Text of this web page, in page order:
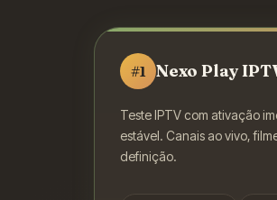
#1 Nexo Play
Teste IPTV com ativação
estável. Canais ao vivo,
definição.